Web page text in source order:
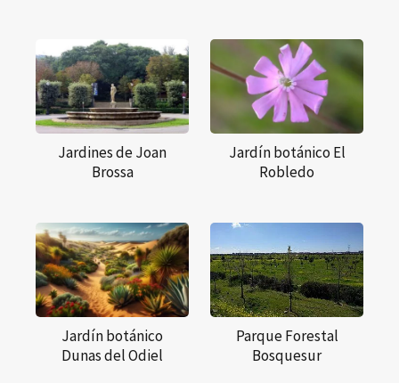
Jardines de Joan
Brossa
Jardín botánico El
Robledo
Jardín botánico
Dunas del Odiel
Parque Forestal
Bosquesur